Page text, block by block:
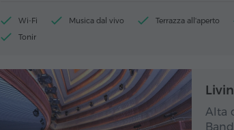
Wi-Fi Musica dal vivo Terrazza all'aperto
Tonir
Alta